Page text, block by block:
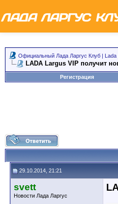
Официальный Лада Ларгус Клуб | Lada
LADA Largus VIP получит
Регистрация
29.10.2014, 21:21
svett
Новости Лада Ларгус